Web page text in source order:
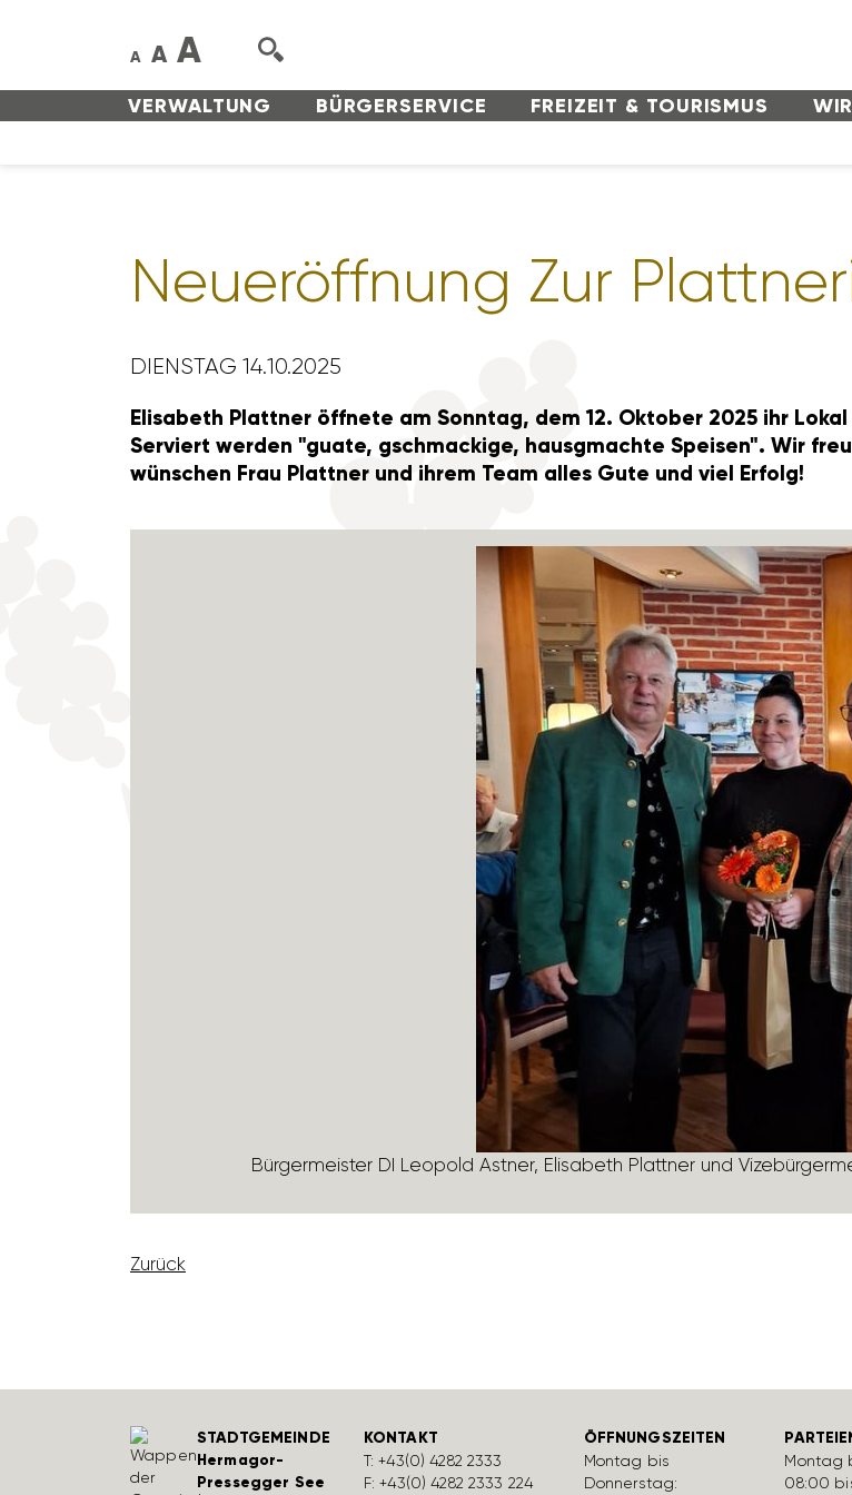
VERWAL­TUNG BÜRGER­SERVICE FREI­ZEIT & TOURISMUS
A A A
Neuer­öff­nung Zur
DIENSTAG 14.10.2025
Elisa­beth Plattner öffnete am Sonntag, dem 12. Oktober 2025 ihr
Serviert werden "guate, gschma­ckige, haus­gmachte Speisen". Wir
wünschen Frau Plattner und ihrem Team alles Gute und viel Erfolg!
Bürger­meister DI Leopold Astner, Elisa­beth Plattner und
Zurück
STADTGEMEINDE
Hermagor-
Pressegger See
KONTAKT
T:+43(0) 4282 2333
F: +43(0) 4282 2333 224
ÖFFNUNGSZEITEN
Montag bis
Donnerstag:
Montag
08:00